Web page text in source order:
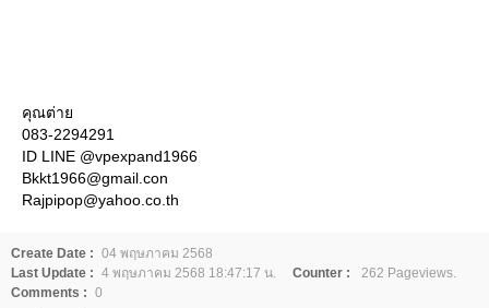
คุณต่า
083-2294291
ID LINE @vpexpand1966
Bkkt1966@gmail.con
Rajpipop@yahoo.co.th
Create Date : 04 พฤษภาคม 2568
Last Update : 4 พฤษภาคม 2568 18:47:17 น. Counter :
262 Pageviews.
Comments : 0